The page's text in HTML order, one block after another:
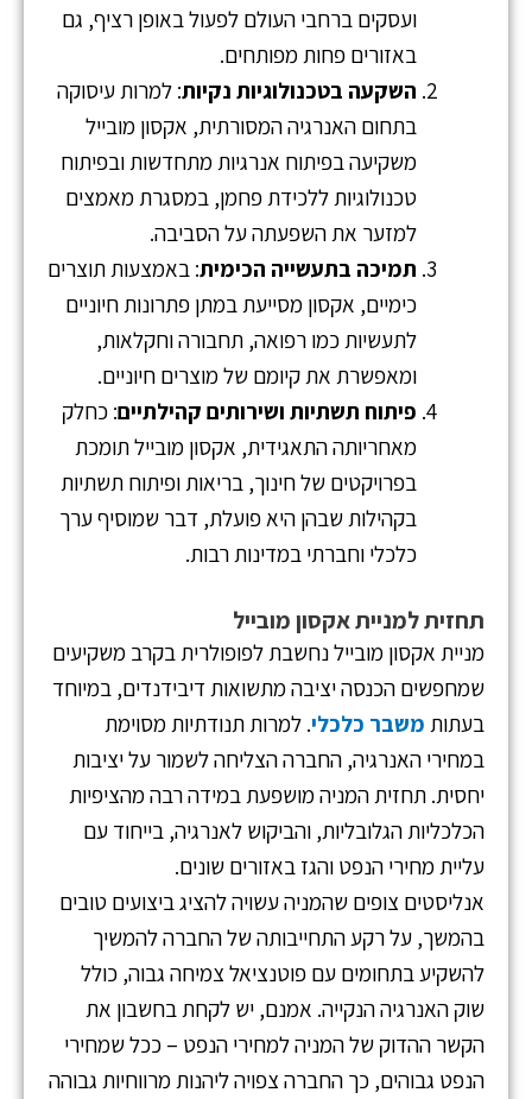
ועסקים ברחבי העולם לפעול באופן רציף, גם
באזורים פחות מפותחים.
השקעה בטכנולוגיות נקיות: למרות עיסוקה
בתחום האנרגיה המסורתית, אקסון מובייל
משקיעה בפיתוח אנרגיות מתחדשות ובפיתוח
טכנולוגיות ללכידת פחמן, במסגרת מאמצים
למזער את השפעתה על הסביבה.
תמיכה בתעשייה הכימית: באמצעות תוצרים
כימיים, אקסון מסייעת במתן פתרונות חיוניים
לתעשיות כמו רפואה, תחבורה וחקלאות,
ומאפשרת את קיומם של מוצרים חיוניים.
פיתוח תשתיות ושירותים קהילתיים: כחלק
מאחריותה התאגידית, אקסון מובייל תומכת
בפרויקטים של חינוך, בריאות ופיתוח תשתיות
בקהילות שבהן היא פועלת, דבר שמוסיף ערך
כלכלי וחברתי במדינות רבות.
תחזית למניית אקסון מובייל
מניית אקסון מובייל נחשבת לפופולרית בקרב משקיעים
שמחפשים הכנסה יציבה מתשואות דיבידנדים, במיוחד
בעתות משבר כלכלי. למרות תנודתיות מסוימת
במחירי האנרגיה, החברה הצליחה לשמור על יציבות
יחסית. תחזית המניה מושפעת במידה רבה מהציפיות
הכלכליות הגלובליות, והביקוש לאנרגיה, בייחוד עם
עליית מחירי הנפט והגז באזורים שונים.
אנליסטים צופים שהמניה עשויה להציג ביצועים טובים
בהמשך, על רקע התחייבותה של החברה להמשיך
להשקיע בתחומים עם פוטנציאל צמיחה גבוה, כולל
שוק האנרגיה הנקייה. אמנם, יש לקחת בחשבון את
הקשר ההדוק של המניה למחירי הנפט – ככל שמחירי
הנפט גבוהים, כך החברה צפויה ליהנות מרווחיות גבוהה